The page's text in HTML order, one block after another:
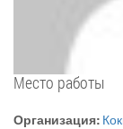
Место работы
Организация: